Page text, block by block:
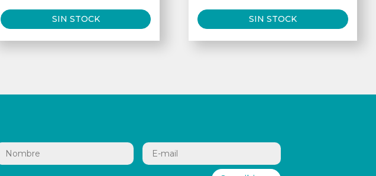
SIN STOCK SIN STOCK